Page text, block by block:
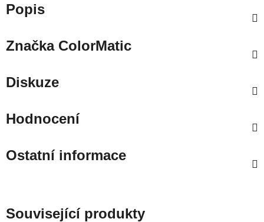
Popis
ZnačkaColorMatic
Diskuze
Hodnocení
Ostatní informace
Související produkty